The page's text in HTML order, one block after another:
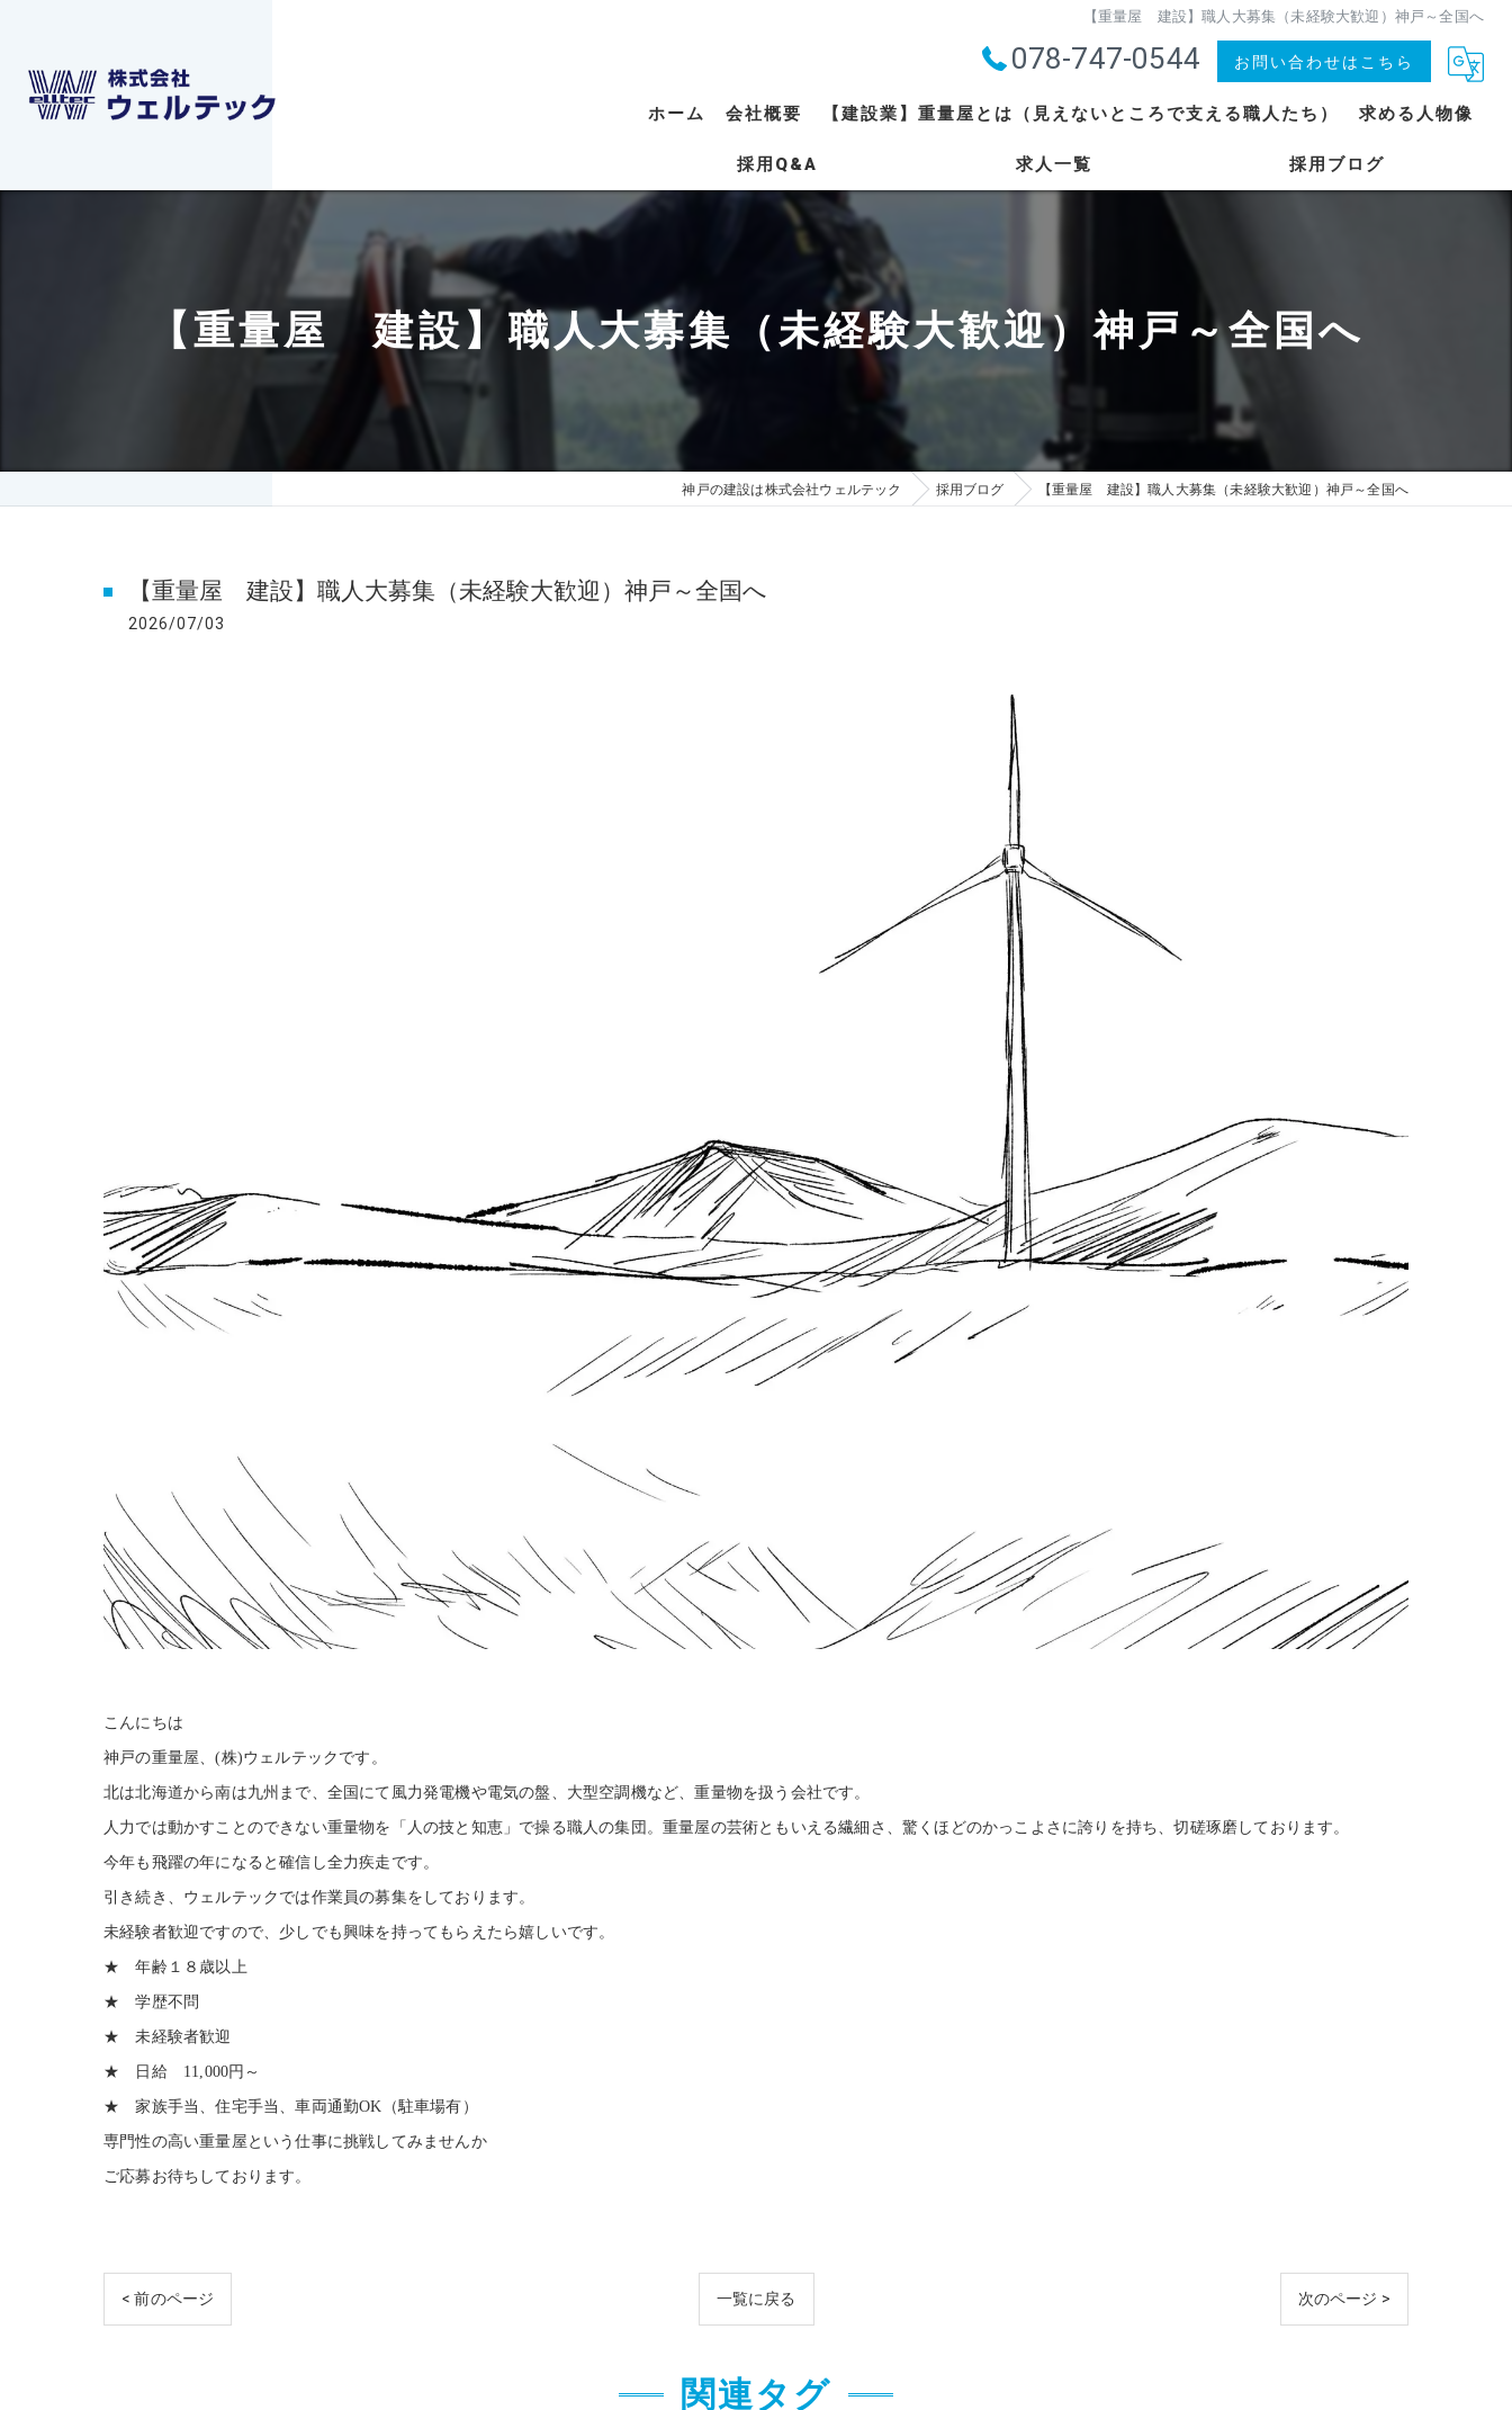
【重量屋 建設】職人大募集（未経験大歓迎）神戸～全国へ
078-747-0544 お問い合わせはこちら
ホーム 会社概要
代表挨拶
【建設業】重量屋とは（見えないところで支える職人たち） 求める人物像
採用Q&A 求人一覧 採用ブログ
【重量屋 建設】職人大募集（未経験大歓迎）神戸～全国へ
神戸の建設は株式会社ウェルテック 採用ブログ 【重量屋 建設】職人大募集（未経験大歓迎）神戸～全国へ
【重量屋 建設】職人大募集（未経験大歓迎）神戸～全国へ
2026/07/03
こんにちは
神戸の重量屋、(株)ウェルテックです。
北は北海道から南は九州まで、全国にて風力発電機や電気の盤、大型空調機など、重量物を扱う会社です。
人力では動かすことのできない重量物を「人の技と知恵」で操る職人の集団。重量屋の芸術ともいえる繊細さ、驚くほどのかっこよさに誇りを持ち、切磋琢磨しております。
今年も飛躍の年になると確信し全力疾走です。
引き続き、ウェルテックでは作業員の募集をしております。
未経験者歓迎ですので、少しでも興味を持ってもらえたら嬉しいです。
★ 年齢１８歳以上
★ 学歴不問
★ 未経験者歓迎
★ 日給 11,000円～
★ 家族手当、住宅手当、車両通勤OK（駐車場有）
専門性の高い重量屋という仕事に挑戦してみませんか
ご応募お待ちしております。
< 前のページ 一覧に戻る 次のページ >
関連タグ